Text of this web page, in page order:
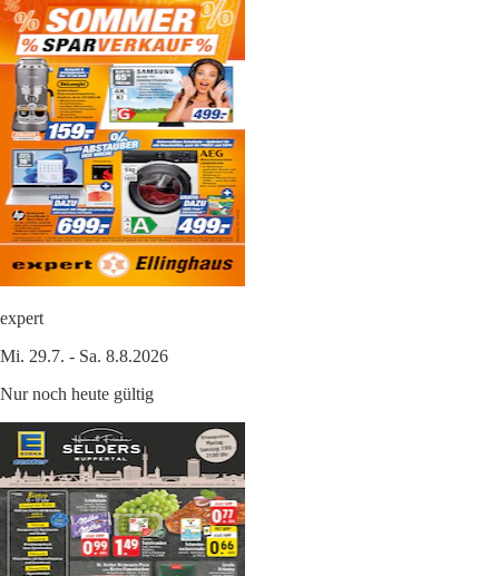
expert
Mi. 29.7. - Sa. 8.8.2026
Nur noch heute gültig